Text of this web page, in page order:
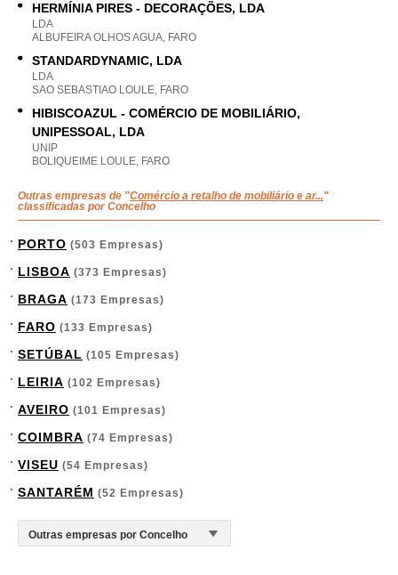
HERMÍNIA PIRES - DECORAÇÕES, LDA
LDA
ALBUFEIRA OLHOS AGUA, FARO
STANDARDYNAMIC, LDA
LDA
SAO SEBASTIAO LOULE, FARO
HIBISCOAZUL - COMÉRCIO DE MOBILIÁRIO,
UNIPESSOAL, LDA
UNIP
BOLIQUEIME LOULE, FARO
Outras empresas de "Comércio a retalho de mobiliário e ar..."
classificadas por Concelho
PORTO (503 Empresas)
LISBOA (373 Empresas)
BRAGA (173 Empresas)
FARO (133 Empresas)
SETÚBAL (105 Empresas)
LEIRIA (102 Empresas)
AVEIRO (101 Empresas)
COIMBRA (74 Empresas)
VISEU (54 Empresas)
SANTARÉM (52 Empresas)